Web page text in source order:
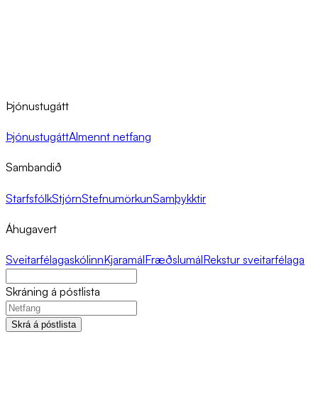
Þjónustugátt
ÞjónustugáttAlmennt netfang
Sambandið
StarfsfólkStjórnStefnumörkunSamþykktir
Áhugavert
SveitarfélagaskólinnKjaramálFræðslumálRekstur sveitarfélaga
Skráning á póstlista
Skrá á póstlista